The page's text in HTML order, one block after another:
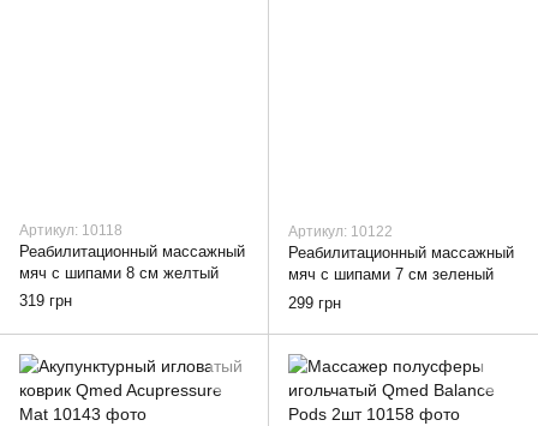
Артикул: 10118
Реабилитационный массажный
мяч с шипами 8 см желтый
319 грн
Артикул: 10122
Реабилитационный массажный
мяч с шипами 7 см зеленый
299 грн